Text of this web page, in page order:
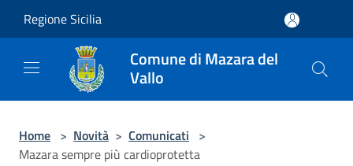
Regione Sicilia
Comune di Mazara del
Vallo
Home > Novità > Comunicati >
Mazara sempre più cardioprotetta